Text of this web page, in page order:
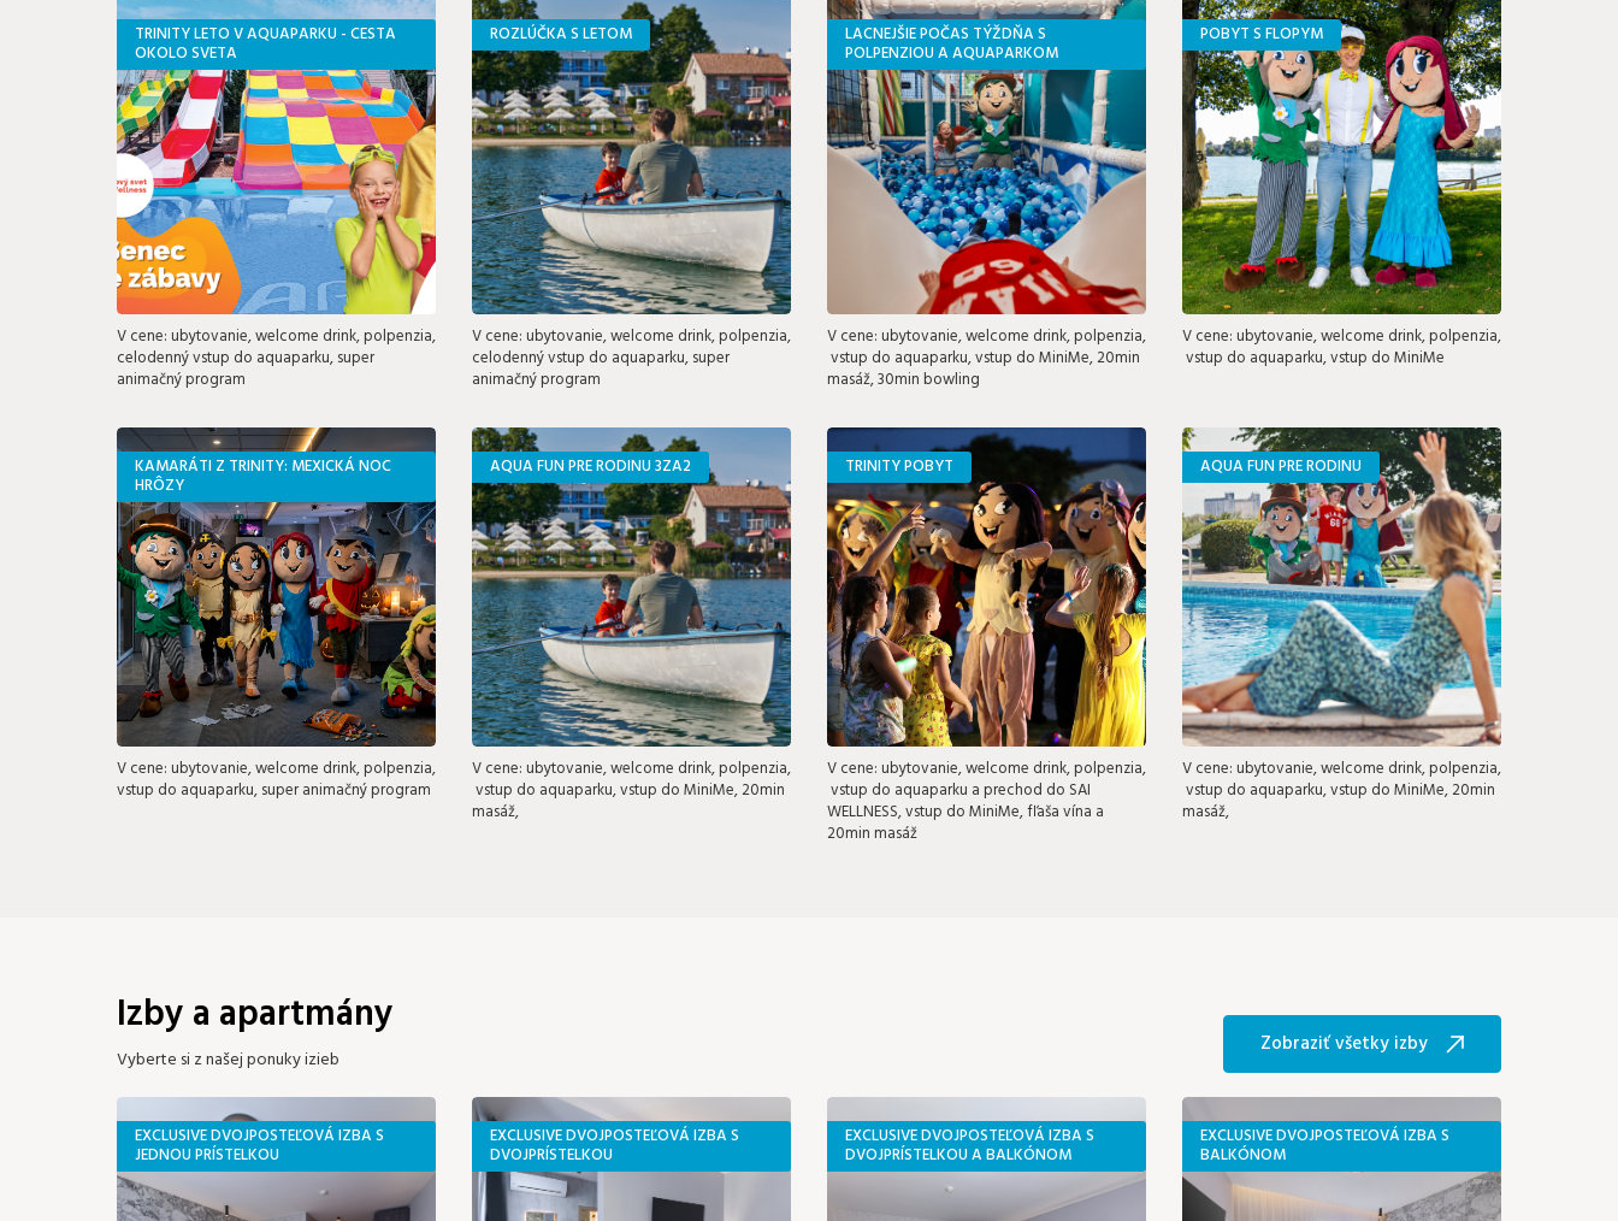
TRINITY LETO V AQUAPARKU - CESTA
OKOLO SVETA
V cene: ubytovanie, welcome drink, polpenzia,
celodenný vstup do aquaparku, super
animačný program
ROZLÚČKA S LETOM
V cene: ubytovanie, welcome drink, polpenzia,
celodenný vstup do aquaparku, super
animačný program
LACNEJŠIE POČAS TÝŽDŇA S
POLPENZIOU A AQUAPARKOM
V cene: ubytovanie, welcome drink, polpenzia,
vstup do aquaparku, vstup do MiniMe, 20min
masáž, 30min bowling
POBYT S FLOPYM
V cene: ubytovanie, welcome drink, polpenzia,
vstup do aquaparku, vstup do MiniMe
KAMARÁTI Z TRINITY: MEXICKÁ NOC
HRÔZY
V cene: ubytovanie, welcome drink, polpenzia,
vstup do aquaparku, super animačný program
AQUA FUN PRE RODINU 3ZA2
V cene: ubytovanie, welcome drink, polpenzia,
vstup do aquaparku, vstup do MiniMe, 20min
masáž,
TRINITY POBYT
V cene: ubytovanie, welcome drink, polpenzia,
vstup do aquaparku a prechod do SAI
WELLNESS, vstup do MiniMe, fľaša vína a
20min masáž
AQUA FUN PRE RODINU
V cene: ubytovanie, welcome drink, polpenzia,
vstup do aquaparku, vstup do MiniMe, 20min
masáž,
Izby a apartmány
Vyberte si z našej ponuky izieb
Zobraziť všetky izby
EXCLUSIVE DVOJPOSTEĽOVÁ IZBA S
JEDNOU PRÍSTELKOU
EXCLUSIVE DVOJPOSTEĽOVÁ IZBA S
DVOJPRÍSTELKOU
EXCLUSIVE DVOJPOSTEĽOVÁ IZBA S
DVOJPRÍSTELKOU A BALKÓNOM
EXCLUSIVE DVOJPOSTEĽOVÁ IZBA S
BALKÓNOM